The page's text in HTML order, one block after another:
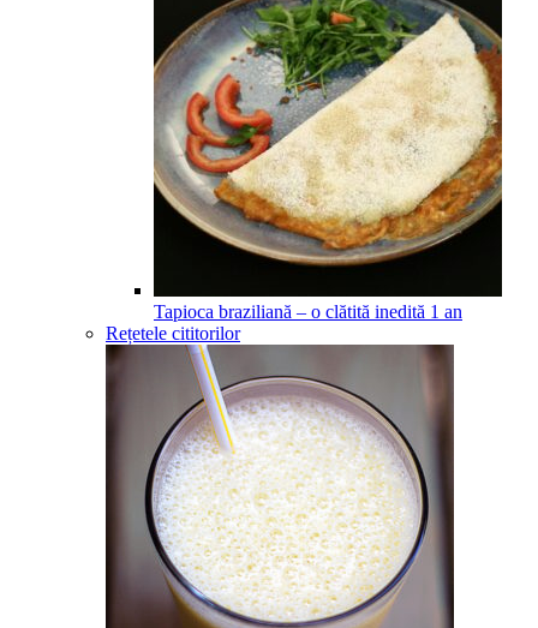
Tapioca braziliană – o clătită inedită 1 an
Rețetele cititorilor